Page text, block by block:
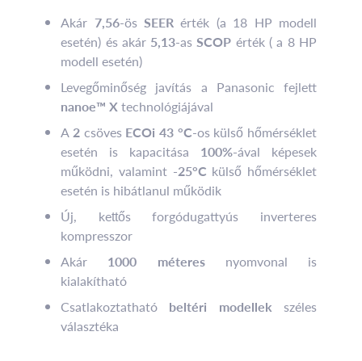
Akár 7,56-ös SEERérték (a 18 HP modell
esetén) és akár 5,13-asSCOP érték ( a 8 HP
modell esetén)
Levegőminőség javítás a Panasonic fejlett
nanoe™ Xtechnológiájával
A2csöves ECOi 43 °C-os külső hőmérséklet
esetén is kapacitása 100%-ával képesek
működni, valamint -25°C külső hőmérséklet
esetén is hibátlanul működik
Új, kettős forgódugattyús inverteres
kompresszor
Akár 1000 méteresnyomvonal is
kialakítható
Csatlakoztatható beltéri modellekszéles
választéka